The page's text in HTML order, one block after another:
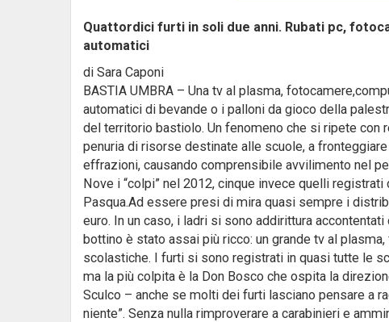
Quattordici furti in soli due anni. Rubati pc,
automatici
di Sara Caponi
BASTIA UMBRA – Una tv al plasma,
automatici di bevande o i palloni da gioco della
del territorio bastiolo. Un fenomeno che si ripete con
penuria di risorse destinate alle scuole, a
effrazioni, causando comprensibile avvilimento nel
Nove i “colpi” nel 2012, cinque invece quelli
Pasqua.Ad essere presi di mira quasi sempre i
euro. In un caso, i ladri si sono addirittura
bottino è stato assai più ricco: un grande tv al
scolastiche. I furti si sono registrati in quasi tutte le
ma la più colpita è la Don Bosco che ospita la
Sculco – anche se molti dei furti lasciano pensare a
niente”. Senza nulla rimproverare a carabinieri e